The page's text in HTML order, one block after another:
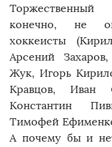
конечно, не
хоккеисты
Арсений
Жук, Игорь
Кравцов, Иван
Константин
Тимофей
А почему бы и